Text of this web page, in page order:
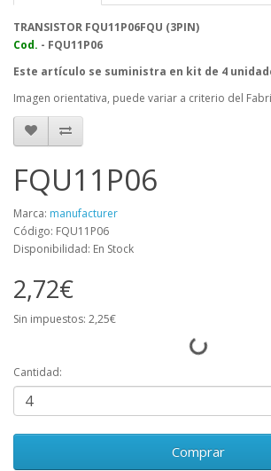
TRANSISTOR FQU11P06FQU (3PIN)
Cod. - FQU11P06
Este artículo se suministra en kit de 4
Imagen orientativa, puede variar a criterio del
FQU11P06
Marca: manufacturer
Código: FQU11P06
Disponibilidad: En Stock
2,72€
Sin impuestos: 2,25€
Cantidad:
Comprar